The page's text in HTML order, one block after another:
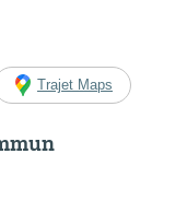
Trajet Maps